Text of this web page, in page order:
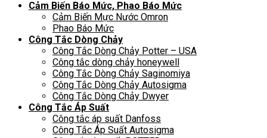
Cảm Biến Báo Mức, Phao Báo Mức
Cảm Biến Mực Nước Omron
Phao Báo Mức
Công Tắc Dòng Chảy
Công Tắc Dòng Chảy Potter – USA
Công tắc dòng chảy honeywell
Công Tắc Dòng Chảy Saginomiya
Công Tắc Dòng Chảy Autosigma
Công Tắc Dòng Chảy Dwyer
Công Tắc Áp Suất
Công tắc áp suất Danfoss
Công Tắc Áp Suất Autosigma